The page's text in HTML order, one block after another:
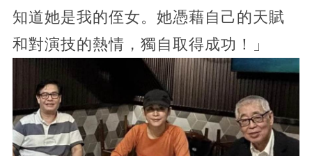
知道她是我的侄女。她憑藉自己的天賦
和對演技的熱情，獨自取得成功！」